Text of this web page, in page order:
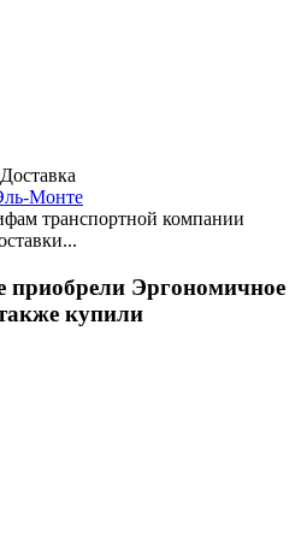
Доставка
Монте
транспортной компании
приобрели Эргономичное
купили